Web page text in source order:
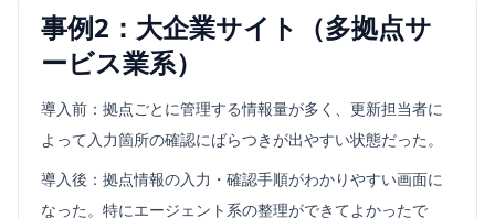
事例2：大企業サイト（多拠点サ
ービス業系）
導入前：拠点ごとに管理する情報量が多く、更新担当者に
よって入力箇所の確認にばらつきが出やすい状態だった。
導入後：拠点情報の入力・確認手順がわかりやすい画面に
なった。特にエージェント系の整理ができてよかったで